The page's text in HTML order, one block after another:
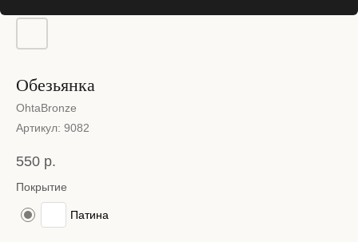
Обезьянка
OhtaBronze
Артикул: 9082
550 р.
Покрытие
Патина